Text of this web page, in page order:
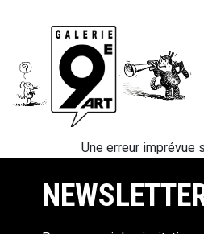
Une erreur imprévue